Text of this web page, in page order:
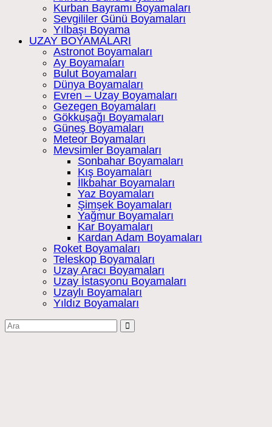
Kurban Bayramı Boyamaları
Sevgililer Günü Boyamaları
Yılbaşı Boyama
UZAY BOYAMALARI
Astronot Boyamaları
Ay Boyamaları
Bulut Boyamaları
Dünya Boyamaları
Evren – Uzay Boyamaları
Gezegen Boyamaları
Gökkuşağı Boyamaları
Güneş Boyamaları
Meteor Boyamaları
Mevsimler Boyamaları
Sonbahar Boyamaları
Kış Boyamaları
İlkbahar Boyamaları
Yaz Boyamaları
Şimşek Boyamaları
Yağmur Boyamaları
Kar Boyamaları
Kardan Adam Boyamaları
Roket Boyamaları
Teleskop Boyamaları
Uzay Aracı Boyamaları
Uzay İstasyonu Boyamaları
Uzaylı Boyamaları
Yıldız Boyamaları